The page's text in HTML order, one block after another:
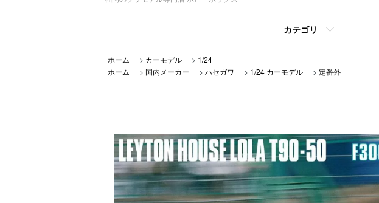
カテゴリ
ホーム > カーモデル > 1/24
ホーム
> 国内メーカー > ハセガワ > 1/24 カーモデル > 定番外